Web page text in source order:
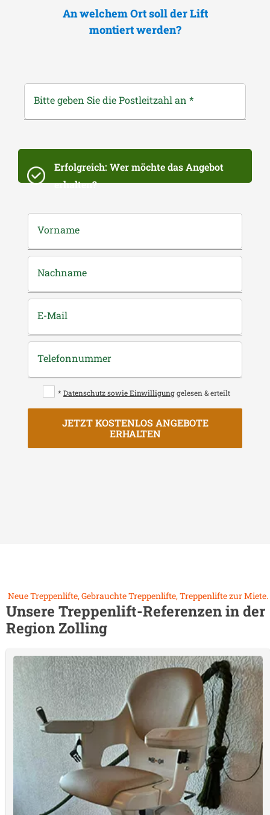
An welchem Ort soll der Lift
montiert werden?
Bitte geben Sie die Postleitzahl an *
Erfolgreich: Wer möchte das Angebot
erhalten?
Vorname
Nachname
E-Mail
Telefonnummer
* Datenschutz sowie Einwilligung gelesen & erteilt
JETZT KOSTENLOS ANGEBOTE
ERHALTEN
Neue Treppenlifte, Gebrauchte Treppenlifte, Treppenlifte zur Miete.
Unsere Treppenlift-Referenzen in der
RegionZolling